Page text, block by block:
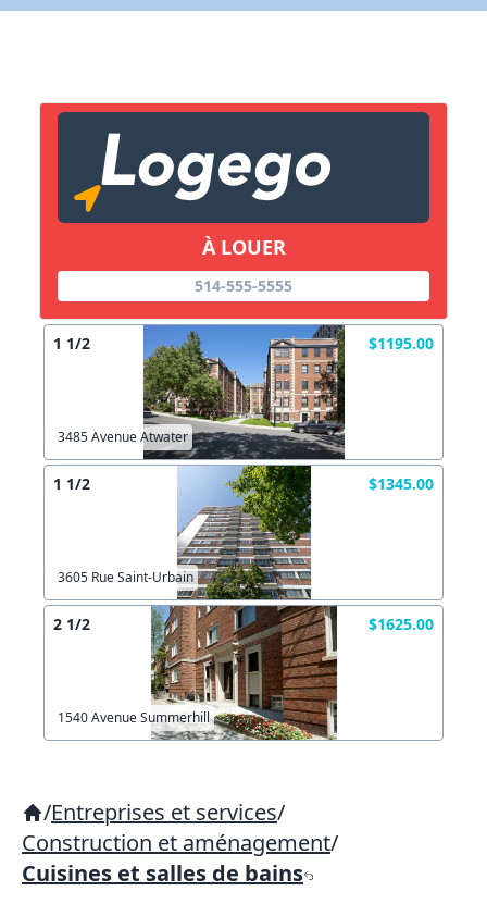
À LOUER
514-555-5555
1 1/2 $1195.00
3485 Avenue Atwater
1 1/2 $1345.00
3605 Rue Saint-Urbain
2 1/2 $1625.00
1540 Avenue Summerhill
/Entreprises et services/
Construction et aménagement/
Cuisines et salles de bains
Copier lien
X Fermer Envoyez